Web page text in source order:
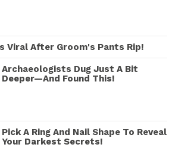
Viral After Groom's Pants Rip!
Archaeologists Dug Just A Bit
Deeper—And Found This!
Pick A Ring And Nail Shape To Reveal
Your Darkest Secrets!